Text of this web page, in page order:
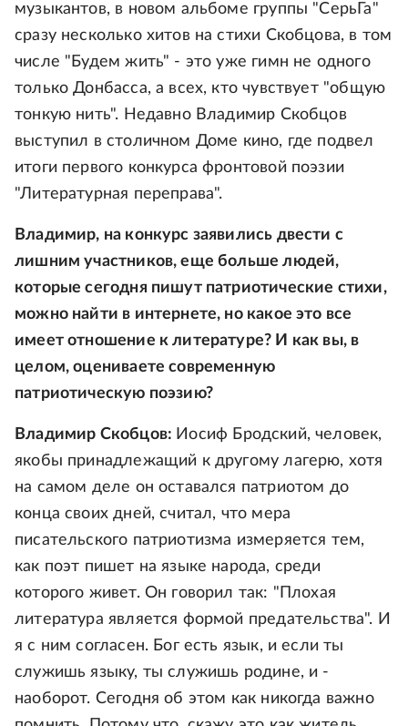
музыкантов, в новом альбоме группы "СерьГа"
сразу несколько хитов на стихи Скобцова, в том
числе "Будем жить" - это уже гимн не одного
только Донбасса, а всех, кто чувствует "общую
тонкую нить". Недавно Владимир Скобцов
выступил в столичном Доме кино, где подвел
итоги первого конкурса фронтовой поэзии
"Литературная переправа".
Владимир, на конкурс заявились двести с
лишним участников, еще больше людей,
которые сегодня пишут патриотические стихи,
можно найти в интернете, но какое это все
имеет отношение к литературе? И как вы, в
целом, оцениваете современную
патриотическую поэзию?
Владимир Скобцов: Иосиф Бродский, человек,
якобы принадлежащий к другому лагерю, хотя
на самом деле он оставался патриотом до
конца своих дней, считал, что мера
писательского патриотизма измеряется тем,
как поэт пишет на языке народа, среди
которого живет. Он говорил так: "Плохая
литература является формой предательства". И
я с ним согласен. Бог есть язык, и если ты
служишь языку, ты служишь родине, и -
наоборот. Сегодня об этом как никогда важно